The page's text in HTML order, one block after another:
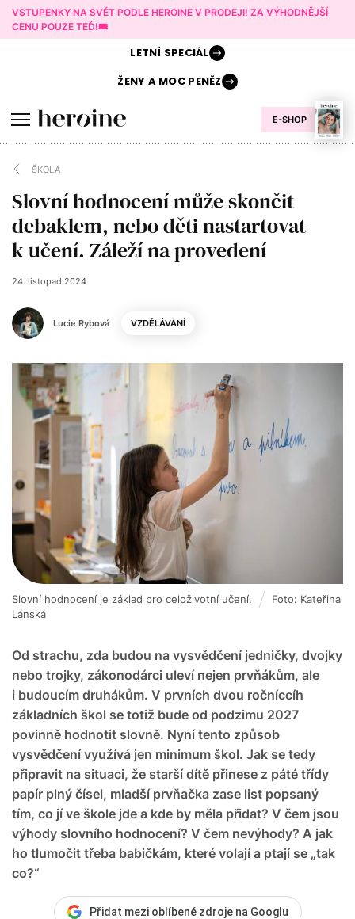
VSTUPENKY NA SVĚT PODLE HEROINE V PRODEJI! ZA VÝHODNĚJŠÍ
CENU POUZE TEĎ!🎟️
E-SHOP
LETNÍ SPECIÁL
ŽENY AMOC PENĚZ
ŠKOLA
Slovní hodnocení může skončit
debaklem, nebo děti nastartovat
k učení. Záleží na provedení
Lucie Rybová
24. listopad 2024
VZDĚLÁVÁNÍ
Od strachu, zda budou na vysvědčení jedničky, dvojky
nebo trojky, zákonodárci uleví nejen prvňákům, ale
i budoucím druhákům. V prvních dvou ročníccíh
základních škol se totiž bude od podzimu 2027
povinně hodnotit slovně. Nyní tento způsob
vysvědčení využívá jen minimum škol. Jak se tedy
připravit na situaci, že starší dítě přinese z páté třídy
papír plný čísel, mladší prvňačka zase list popsaný
tím, co jí ve škole jde a kde by měla přidat? V čem jsou
výhody slovního hodnocení? V čem nevýhody? A jak
ho tlumočit třeba babičkám, které volají a ptají se „tak
co?“
Slovní hodnocení je základ pro celoživotní učení.
Foto: Kateřina
Lánská
Přidat mezi oblíbené zdroje na Googlu